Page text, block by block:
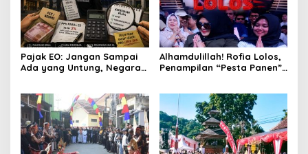
Pajak EO: Jangan Sampai
Ada yang Untung, Negara
Alhamdulillah! Rofia Lolos,
Penampilan “Pesta Panen”